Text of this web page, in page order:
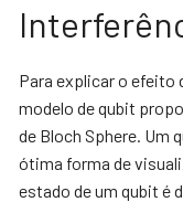
Para explicar o efeito
modelo de qubit
de Bloch Sphere. Um
ótima forma de
estado de um qubit é